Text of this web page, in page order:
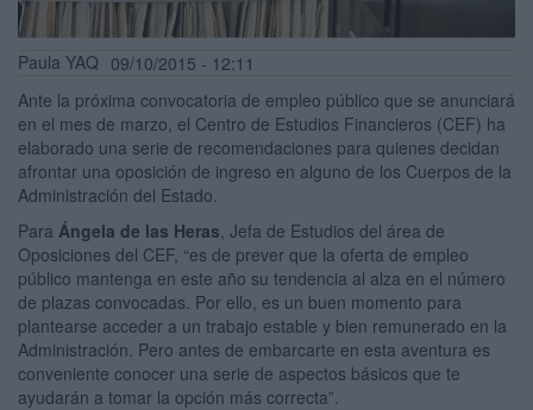
Paula YAQ 09/10/2015 - 12:11
Ante la próxima convocatoria de empleo público que se anunciará
en el mes de marzo, el Centro de Estudios Financieros (CEF) ha
elaborado una serie de recomendaciones para quienes decidan
afrontar una oposición de ingreso en alguno de los Cuerpos de la
Administración del Estado.
Para Ángela de las Heras , Jefa de Estudios del área de
Oposiciones del CEF, “es de prever que la oferta de empleo
público mantenga en este año su tendencia al alza en el número
de plazas convocadas. Por ello, es un buen momento para
plantearse acceder a un trabajo estable y bien remunerado en la
Administración. Pero antes de embarcarte en esta aventura es
conveniente conocer una serie de aspectos básicos que te
ayudarán a tomar la opción más correcta”.